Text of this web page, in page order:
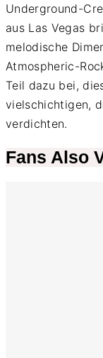
Underground-
aus Las Vegas
melodische
Atmospheric-
Teil dazu bei,
vielschichtigen,
verdichten.
Fans Also